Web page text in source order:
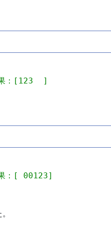
：[123  ]
：[ 00123]